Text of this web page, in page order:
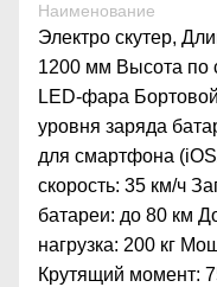
Наименование
Электро скутер,
1200 мм Высота по
LED-фара
уровня заряда
для смартфона
скорость: 35 км/ч
батареи: до 80 км
нагрузка: 200 кг
Крутящий момент: